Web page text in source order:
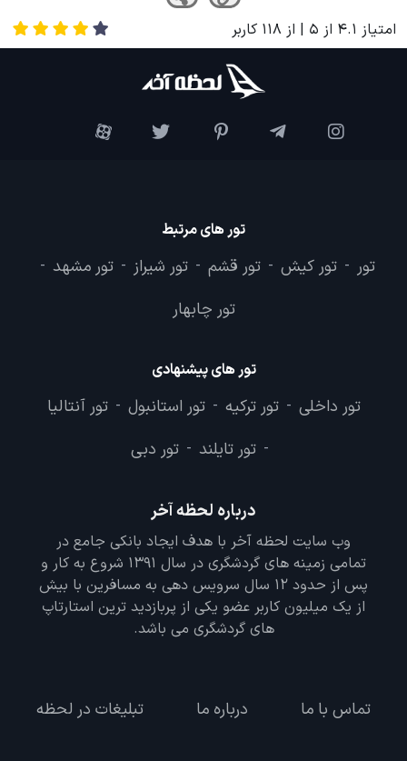
امتیاز 4.1 از 5 | از 118 کاربر
تور های مرتبط
تور - تور کیش - تور قشم - تور شیراز - تور مشهد -
تور چابهار
تور های پیشنهادی
تور داخلی - تور ترکیه - تور استانبول - تور آنتالیا
- تور تایلند - تور دبی
درباره لحظه آخر
وب سایت لحظه آخر با هدف ایجاد بانکی جامع در
تمامی زمینه های گردشگری در سال 1391 شروع به کار و
پس از حدود 12 سال سرویس دهی به مسافرین با بیش
از یک میلیون کاربر عضو یکی از پربازدید ترین استارتاپ
های گردشگری می باشد.
تماس با ما درباره ما تبلیغات در لحظه